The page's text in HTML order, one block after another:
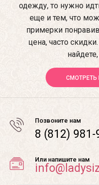
одежду, то нужно
еще и тем, что
примерки
цена, часто
СМОТРЕТЬ
Позвоните нам
8 (812) 981-
Или напишите нам